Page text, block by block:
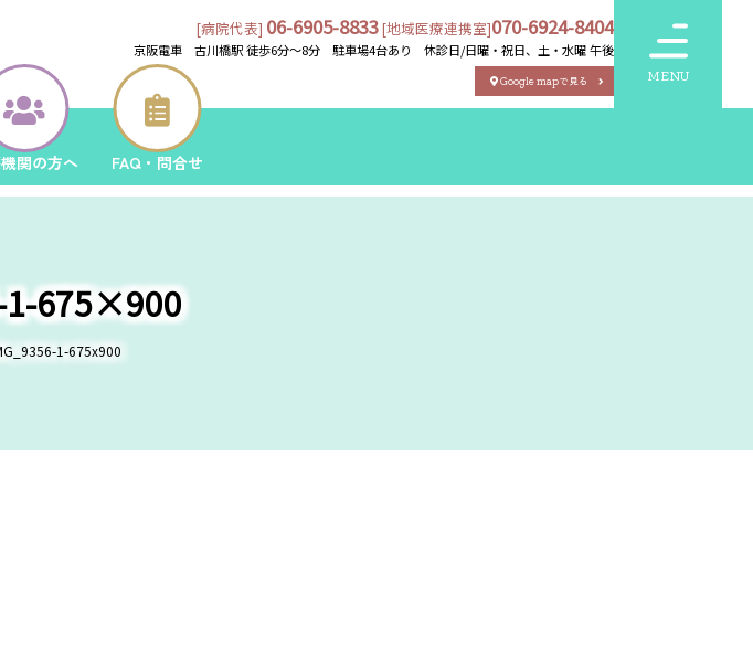
[病院代表] 06-6905-8833[地域医療連携室]070-6924-8404
京阪電車 古川橋駅 徒歩6分～8分 駐車場4台あり 休診日/日曜・祝日、土・水曜 午後
Google mapで見る MENU
関の方へ FAQ・問合せ
1-675×900
1-675x900